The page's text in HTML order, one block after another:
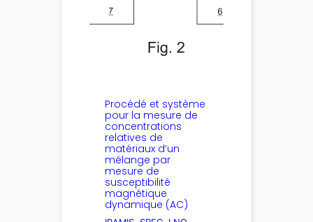
Procédé et système
pour la mesure de
concentrations
relatives de
matériaux d’un
mélange par
mesure de
susceptibilité
magnétique
dynamique (AC)